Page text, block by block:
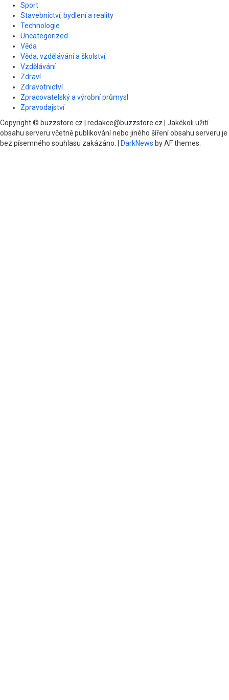
Sport
Stavebnictví, bydlení a reality
Technologie
Uncategorized
Věda
Věda, vzdělávání a školství
Vzdělávání
Zdraví
Zdravotnictví
Zpracovatelský a výrobní průmysl
Zpravodajství
Copyright © buzzstore.cz | redakce@buzzstore.cz | Jakékoli užití
obsahu serveru včetně publikování nebo jiného šíření obsahu serveru je
bez písemného souhlasu zakázáno.
DarkNews by AF themes.